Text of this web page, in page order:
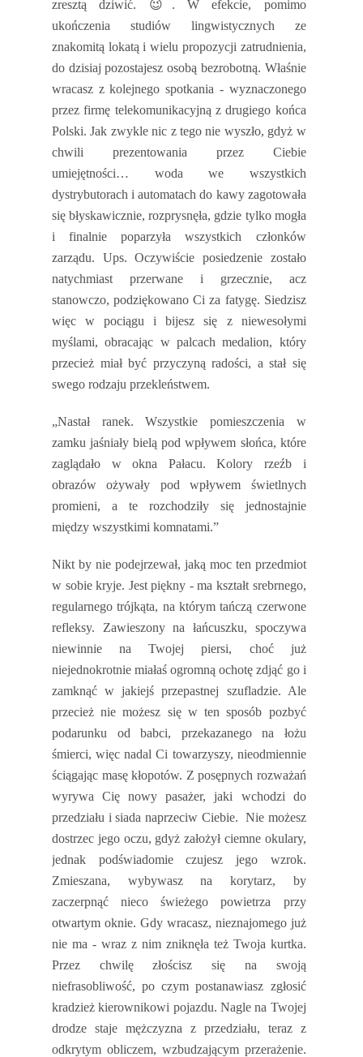
zresztą dziwić. 😉 . W efekcie, pomimo
ukończenia studiów lingwistycznych ze
znakomitą lokatą i wielu propozycji zatrudnienia,
do dzisiaj pozostajesz osobą bezrobotną. Właśnie
wracasz z kolejnego spotkania - wyznaczonego
przez firmę telekomunikacyjną z drugiego końca
Polski. Jak zwykle nic z tego nie wyszło, gdyż w
chwili prezentowania przez Ciebie
umiejętności… woda we wszystkich
dystrybutorach i automatach do kawy zagotowała
się błyskawicznie, rozprysnęła, gdzie tylko mogła
i finalnie poparzyła wszystkich członków
zarządu. Ups. Oczywiście posiedzenie zostało
natychmiast przerwane i grzecznie, acz
stanowczo, podziękowano Ci za fatygę. Siedzisz
więc w pociągu i bijesz się z niewesołymi
myślami, obracając w palcach medalion, który
przecież miał być przyczyną radości, a stał się
swego rodzaju przekleństwem.
„Nastał ranek. Wszystkie pomieszczenia w
zamku jaśniały bielą pod wpływem słońca, które
zaglądało w okna Pałacu. Kolory rzeźb i
obrazów ożywały pod wpływem świetlnych
promieni, a te rozchodziły się jednostajnie
między wszystkimi komnatami.”
Nikt by nie podejrzewał, jaką moc ten przedmiot
w sobie kryje. Jest piękny - ma kształt srebrnego,
regularnego trójkąta, na którym tańczą czerwone
refleksy. Zawieszony na łańcuszku, spoczywa
niewinnie na Twojej piersi, choć już
niejednokrotnie miałaś ogromną ochotę zdjąć go i
zamknąć w jakiejś przepastnej szufladzie. Ale
przecież nie możesz się w ten sposób pozbyć
podarunku od babci, przekazanego na łożu
śmierci, więc nadal Ci towarzyszy, nieodmiennie
ściągając masę kłopotów. Z posępnych rozważań
wyrywa Cię nowy pasażer, jaki wchodzi do
przedziału i siada naprzeciw Ciebie. Nie możesz
dostrzec jego oczu, gdyż założył ciemne okulary,
jednak podświadomie czujesz jego wzrok.
Zmieszana, wybywasz na korytarz, by
zaczerpnąć nieco świeżego powietrza przy
otwartym oknie. Gdy wracasz, nieznajomego już
nie ma - wraz z nim zniknęła też Twoja kurtka.
Przez chwilę złościsz się na swoją
niefrasobliwość, po czym postanawiasz zgłosić
kradzież kierownikowi pojazdu. Nagle na Twojej
drodze staje mężczyzna z przedziału, teraz z
odkrytym obliczem, wzbudzającym przerażenie.